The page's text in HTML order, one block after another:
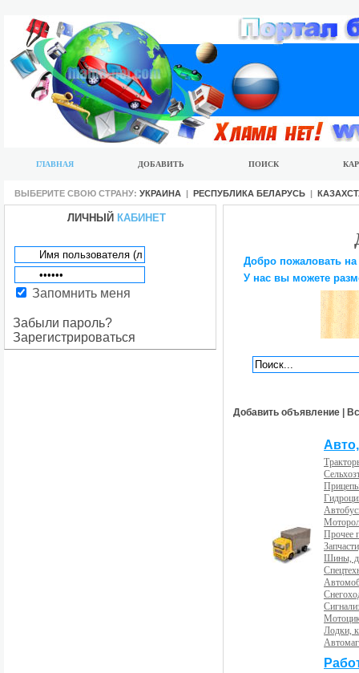
ГЛАВНАЯ ДОБАВИТЬ ПОИСК
ВЫБЕРИТЕ СВОЮ СТРАНУ: УКРАИНА | РЕСПУБЛИКА БЕЛАРУСЬ |
ЛИЧНЫЙ КАБИНЕТ
Запомнить меня
Забыли пароль?
Зарегистрироваться
Добро пожаловать
У нас вы можете
Добавить объявление |
Прочее
Шины,
Лодки,